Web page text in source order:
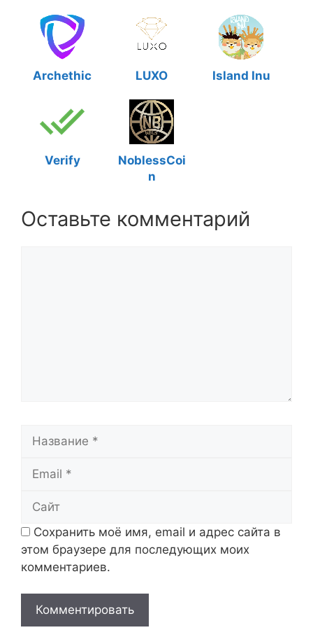
Archethic LUXO Island Inu
Verify
NoblessCoi
n
Оставьте комментарий
Сохранить моё имя, email и адрес сайта в
этом браузере для последующих моих
комментариев.